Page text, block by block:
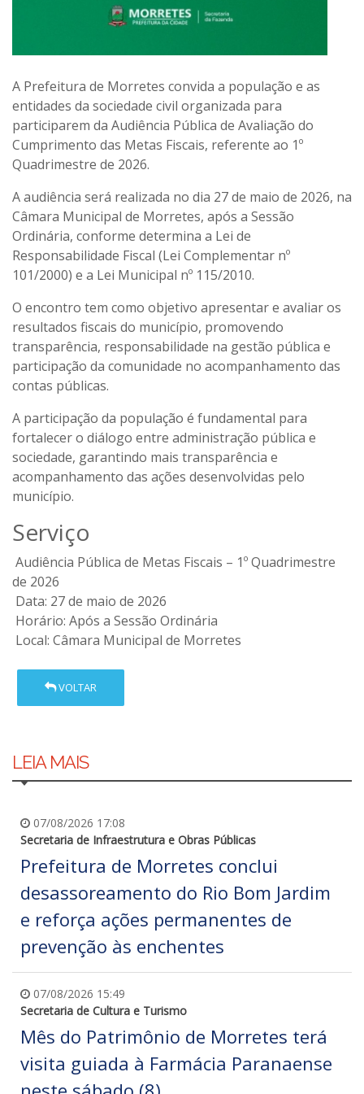
A Prefeitura de Morretes convida a população e as
entidades da sociedade civil organizada para
participarem da Audiência Pública de Avaliação do
Cumprimento das Metas Fiscais, referente ao 1º
Quadrimestre de 2026.
A audiência será realizada no dia 27 de maio de 2026, na
Câmara Municipal de Morretes, após a Sessão
Ordinária, conforme determina a Lei de
Responsabilidade Fiscal (Lei Complementar nº
101/2000) e a Lei Municipal nº 115/2010.
O encontro tem como objetivo apresentar e avaliar os
resultados fiscais do município, promovendo
transparência, responsabilidade na gestão pública e
participação da comunidade no acompanhamento das
contas públicas.
A participação da população é fundamental para
fortalecer o diálogo entre administração pública e
sociedade, garantindo mais transparência e
acompanhamento das ações desenvolvidas pelo
município.
Serviço
Audiência Pública de Metas Fiscais – 1º Quadrimestre
de 2026
Data: 27 de maio de 2026
Horário: Após a Sessão Ordinária
Local: Câmara Municipal de Morretes
VOLTAR
LEIA MAIS
07/08/2026 17:08
Secretaria de Infraestrutura e Obras Públicas
Prefeitura de Morretes conclui
desassoreamento do Rio Bom Jardim
e reforça ações permanentes de
prevenção às enchentes
07/08/2026 15:49
Secretaria de Cultura e Turismo
Mês do Patrimônio de Morretes terá
visita guiada à Farmácia Paranaense